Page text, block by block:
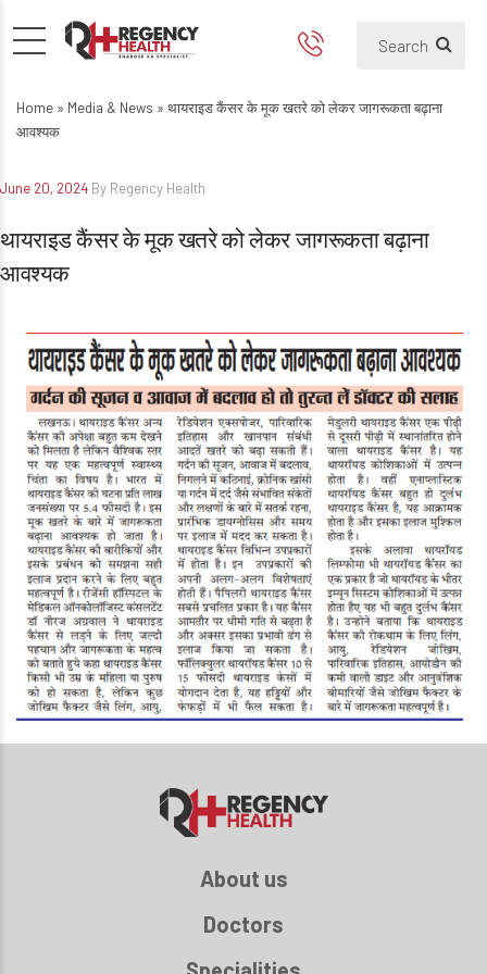
थायराइड कैंसर के मूक खतरे को
Home » Media & News » थायराइड कैंसर के मूक खतरे को लेकर जागरूकता बढ़ाना
आवश्यक
June 20, 2024 By Regency Health
थायराइड कैंसर के मूक खतरे को लेकर जागरूकता बढ़ाना
आवश्यक
About us
Doctors